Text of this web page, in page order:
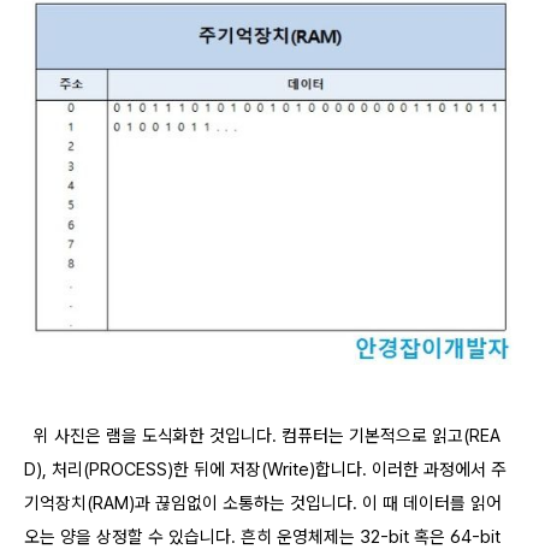
위 사진은 램을 도식화한 것입니다. 컴퓨터는 기본적으로 읽고(REA
D), 처리(PROCESS)한 뒤에 저장(Write)합니다. 이러한 과정에서 주
기억장치(RAM)과 끊임없이 소통하는 것입니다. 이 때 데이터를 읽어
오는 양을 상정할 수 있습니다. 흔히 운영체제는 32-bit 혹은 64-bit